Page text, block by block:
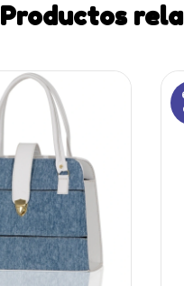
Productos